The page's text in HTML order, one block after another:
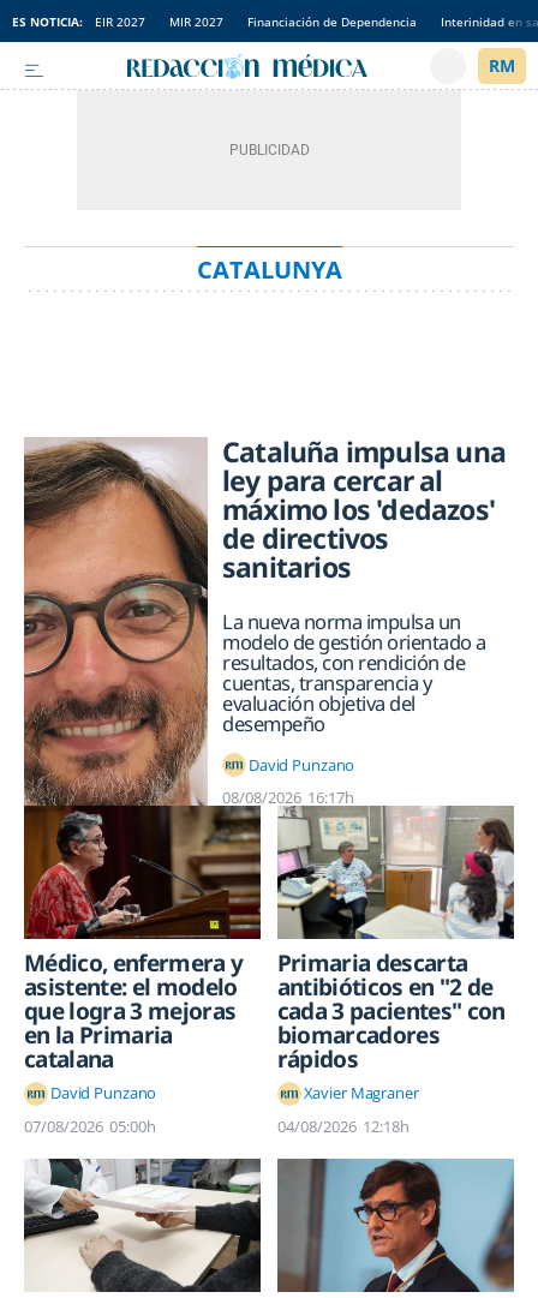
ES NOTICIA: EIR 2027 MIR 2027 Financiación de Dependencia Interinidad en
CATALUNYA
Cataluña impulsa una
ley para cercar al
máximo los 'dedazos'
de directivos
sanitarios
La nueva norma impulsa un
modelo de gestión orientado a
resultados, con rendición de
cuentas, transparencia y
evaluación objetiva del
desempeño
David Punzano
08/08/2026 16:17h
Médico, enfermera y
asistente: el modelo
que logra 3 mejoras
en la Primaria
catalana
David Punzano
07/08/2026 05:00h
Primaria descarta
antibióticos en "2 de
cada 3 pacientes" con
biomarcadores
rápidos
Xavier Magraner
04/08/2026 12:18h